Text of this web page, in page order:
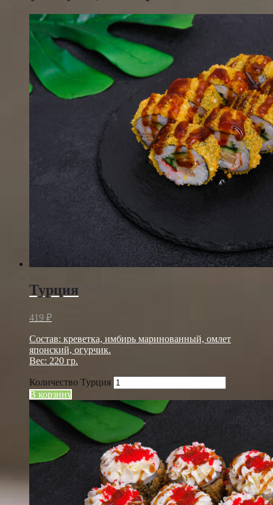
Турция
419 ₽
Состав: креветка, имбирь маринованный, омлет
японский, огурчик.
Вес: 220 гр.
Количество Турция
В корзину